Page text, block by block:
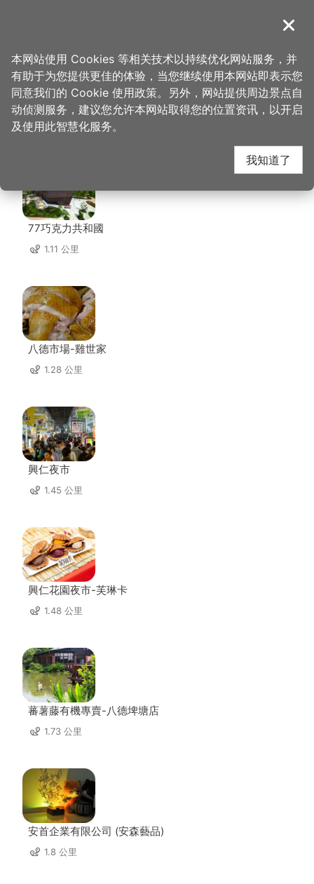
導覽
首页 > 想去的地方 > 住宿 > 和乐宾馆
和乐宾馆 周边店家
77巧克力共和國
1.11 公里
八德市場-雞世家
1.28 公里
興仁夜市
1.45 公里
興仁花園夜市-芙琳卡
1.48 公里
蕃薯藤有機專賣-八德埤塘店
1.73 公里
安首企業有限公司 (安森藝品)
1.8 公里
关闭
本网站使用 Cookies 等相关技术以持续优化网站服务，并
有助于为您提供更佳的体验，当您继续使用本网站即表示您
同意我们的 Cookie 使用政策。另外，网站提供周边景点自
动侦测服务，建议您允许本网站取得您的位置资讯，以开启
及使用此智慧化服务。
我知道了